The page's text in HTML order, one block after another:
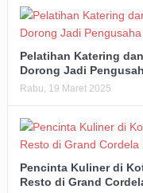
Pelatihan Katering
Dorong Jadi
Rabu, 19 Maret 2025
Pencinta Kuliner di
Resto di Grand